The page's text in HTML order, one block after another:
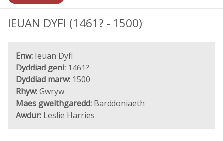
IEUAN DYFI (1461? - 1500)
Enw: Ieuan Dyfi
Dyddiad geni: 1461?
Dyddiad marw: 1500
Rhyw:Gwryw
Maes gweithgaredd: Barddoniaeth
Awdur: Leslie Harries